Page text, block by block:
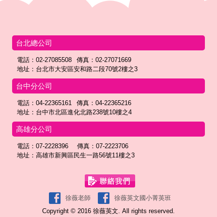
台北總公司
電話：02-27085508
傳真：02-27071669
地址：台北市大安區安和路二段70號2樓之3
台中分公司
電話：04-22365161
傳真：04-22365216
地址：台中市北區進化北路238號10樓之4
高雄分公司
電話：07-2228396
傳真：07-2223706
地址：高雄市新興區民生一路56號11樓之3
徐薇老師
徐薇英文國小菁英班
Copyright © 2016 徐薇英文. All rights reserved.